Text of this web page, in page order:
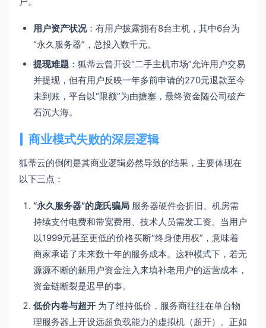
用户资产状况：有用户披露拥有8台主机，其中6台为
“永久服务器”，总投入数千元。
提现难题 ：狐蒂云曾开设“二手主机市场”允许用户交易
并提现，但有用户反映一年多前申请的270元退款至今
未到账，平台以“限额”为由搪塞，最终资金随公司破产
石沉大海。
商业模式失败的深层逻辑
狐蒂云的倒闭是其商业逻辑必然导致的结果，主要体现在
以下三点：
“永久服务器”的庞氏骗局 服务器硬件会折旧、机房需
持续支付电费和带宽费用、技术人员需发工资。当用户
以1999元甚至更低的价格买断“终身使用权”，意味着
商家承诺了未来数十年的服务成本。这种模式下，若无
源源不断的新用户资金注入来填补老用户的运营成本，
资金链断裂是迟早的事。
低价内卷与超开 为了维持低价，服务商往往在单台物
理服务器上开设远超负载能力的虚拟机（超开）。正如